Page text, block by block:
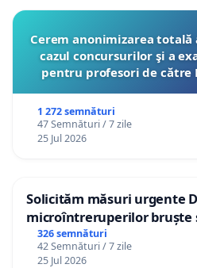
Cerem anonimizarea
cazul concursurilor şi a
pentru profesori de către
1 272 semnături
47 Semnături / 7 zile
25 Jul 2026
Solicităm măsuri urgente
microîntreruperilor bruște
Sâncraiu de Mureș și Nazna
326 semnături
42 Semnături / 7 zile
25 Jul 2026